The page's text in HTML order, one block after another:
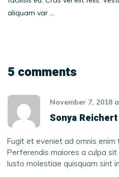
aliquam var …
5 comments
November 7, 2018
Sonya Reichert
Fugit et eveniet ad omnis enim
Perferendis maiores a culpa
Iusto molestiae quisquam sint